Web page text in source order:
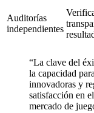
Auditorías
independientes
“La clave del
la capacidad
innovadoras y
satisfacción en
mercado de